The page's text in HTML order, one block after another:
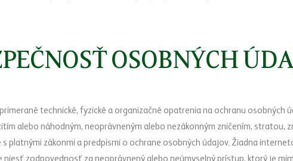
OSOBNÝCH
technické, fyzické a organizačné opatrenia na ochranu
alebo náhodným, neoprávneným alebo nezákonným zničením, stratou,
s platnými zákonmi a predpismi o ochrane osobných údajov. Žiadna
niesť zodpovednosť za neoprávnený alebo neúmyselný prístup, ktorý je